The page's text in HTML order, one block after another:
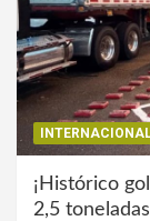
¡Histórico
2,5